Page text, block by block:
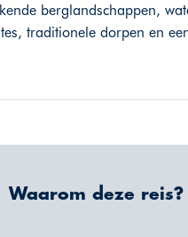
berglandschappen,
traditionele dorpen en
Waarom deze reis?